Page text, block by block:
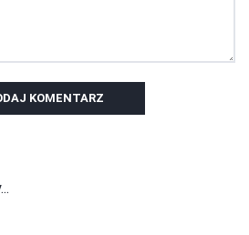
KOMENTARZ